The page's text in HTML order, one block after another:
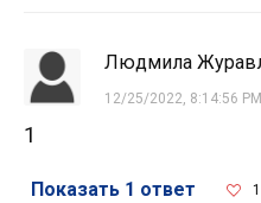
12/25/2022, 8:14:56 PM
1
Показать 1 ответ 1